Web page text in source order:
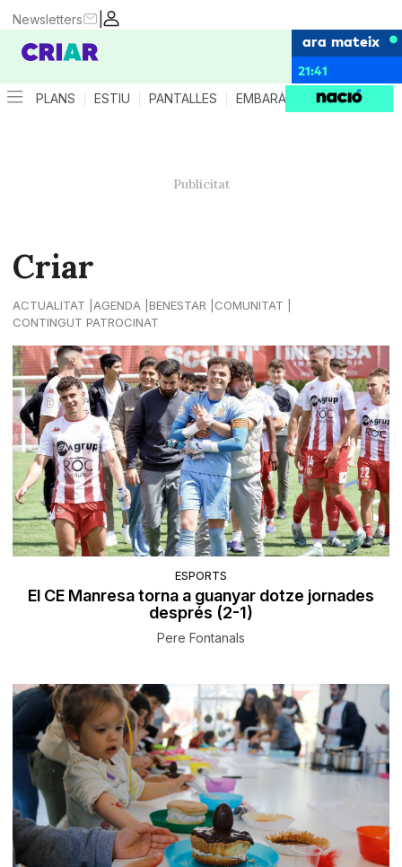
|
Newsletters
ara mateix
21:41
PLANS ESTIU PANTALLES EMBARÀS CRIANÇA
Criar
ACTUALITAT AGENDA BENESTAR
COMUNITAT
CONTINGUT PATROCINAT
ESPORTS
El CE Manresa torna a guanyar dotze jornades
després (2-1)
Pere Fontanals